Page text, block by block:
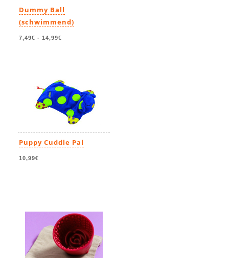
Dummy Ball
(schwimmend)
7,49€ - 14,99€
Puppy Cuddle Pal
10,99€